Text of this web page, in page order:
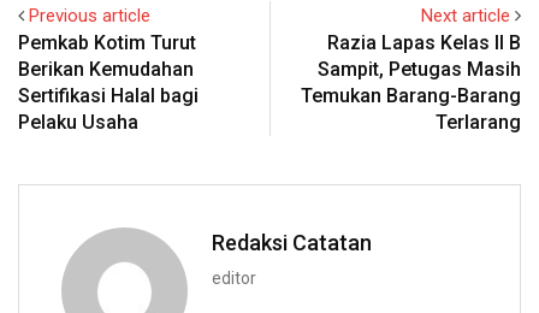
Previous article
Pemkab Kotim Turut
Berikan Kemudahan
Sertifikasi Halal bagi
Pelaku Usaha
Next article
Razia Lapas Kelas II B
Sampit, Petugas Masih
Temukan Barang-Barang
Terlarang
Redaksi Catatan
editor